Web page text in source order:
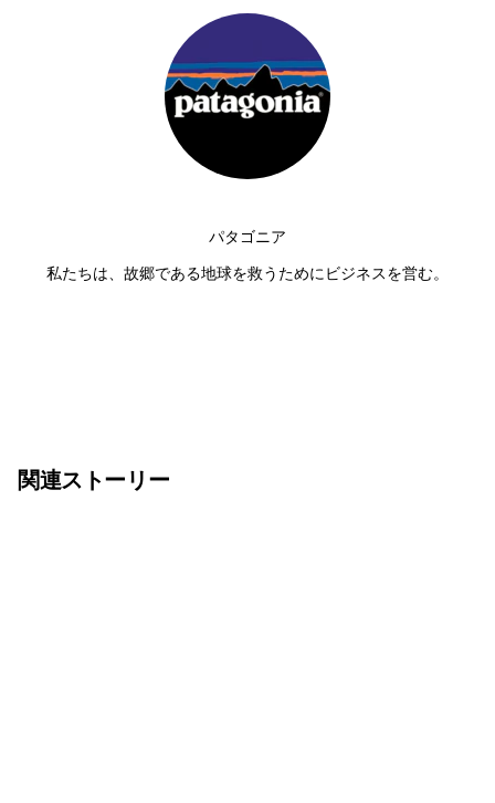
パタゴニア
私たちは、故郷である地球を救うためにビジネスを営む。
関連ストーリー